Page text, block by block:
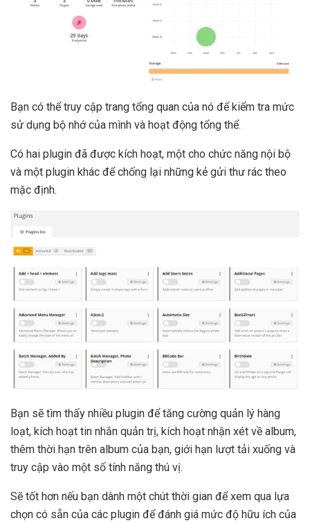
Bạn có thể truy cập trang tổng quan của nó để kiểm tra mức
sử dụng bộ nhớ của mình và hoạt động tổng thể.
Có hai plugin đã được kích hoạt, một cho chức năng nội bộ
và một plugin khác để chống lại những kẻ gửi thư rác theo
mặc định.
Bạn sẽ tìm thấy nhiều plugin để tăng cường quản lý hàng
loạt, kích hoạt tin nhắn quản trị, kích hoạt nhận xét về album,
thêm thời hạn trên album của bạn, giới hạn lượt tải xuống và
truy cập vào một số tính năng thú vị.
Sẽ tốt hơn nếu bạn dành một chút thời gian để xem qua lựa
chọn có sẵn của các plugin để đánh giá mức độ hữu ích của